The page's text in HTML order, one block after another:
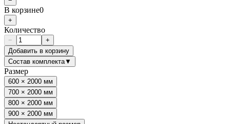
В корзине0
+
Количество
−
+
Добавить в корзину
Состав комплекта▼
Размер
600 × 2000 мм
700 × 2000 мм
800 × 2000 мм
900 × 2000 мм